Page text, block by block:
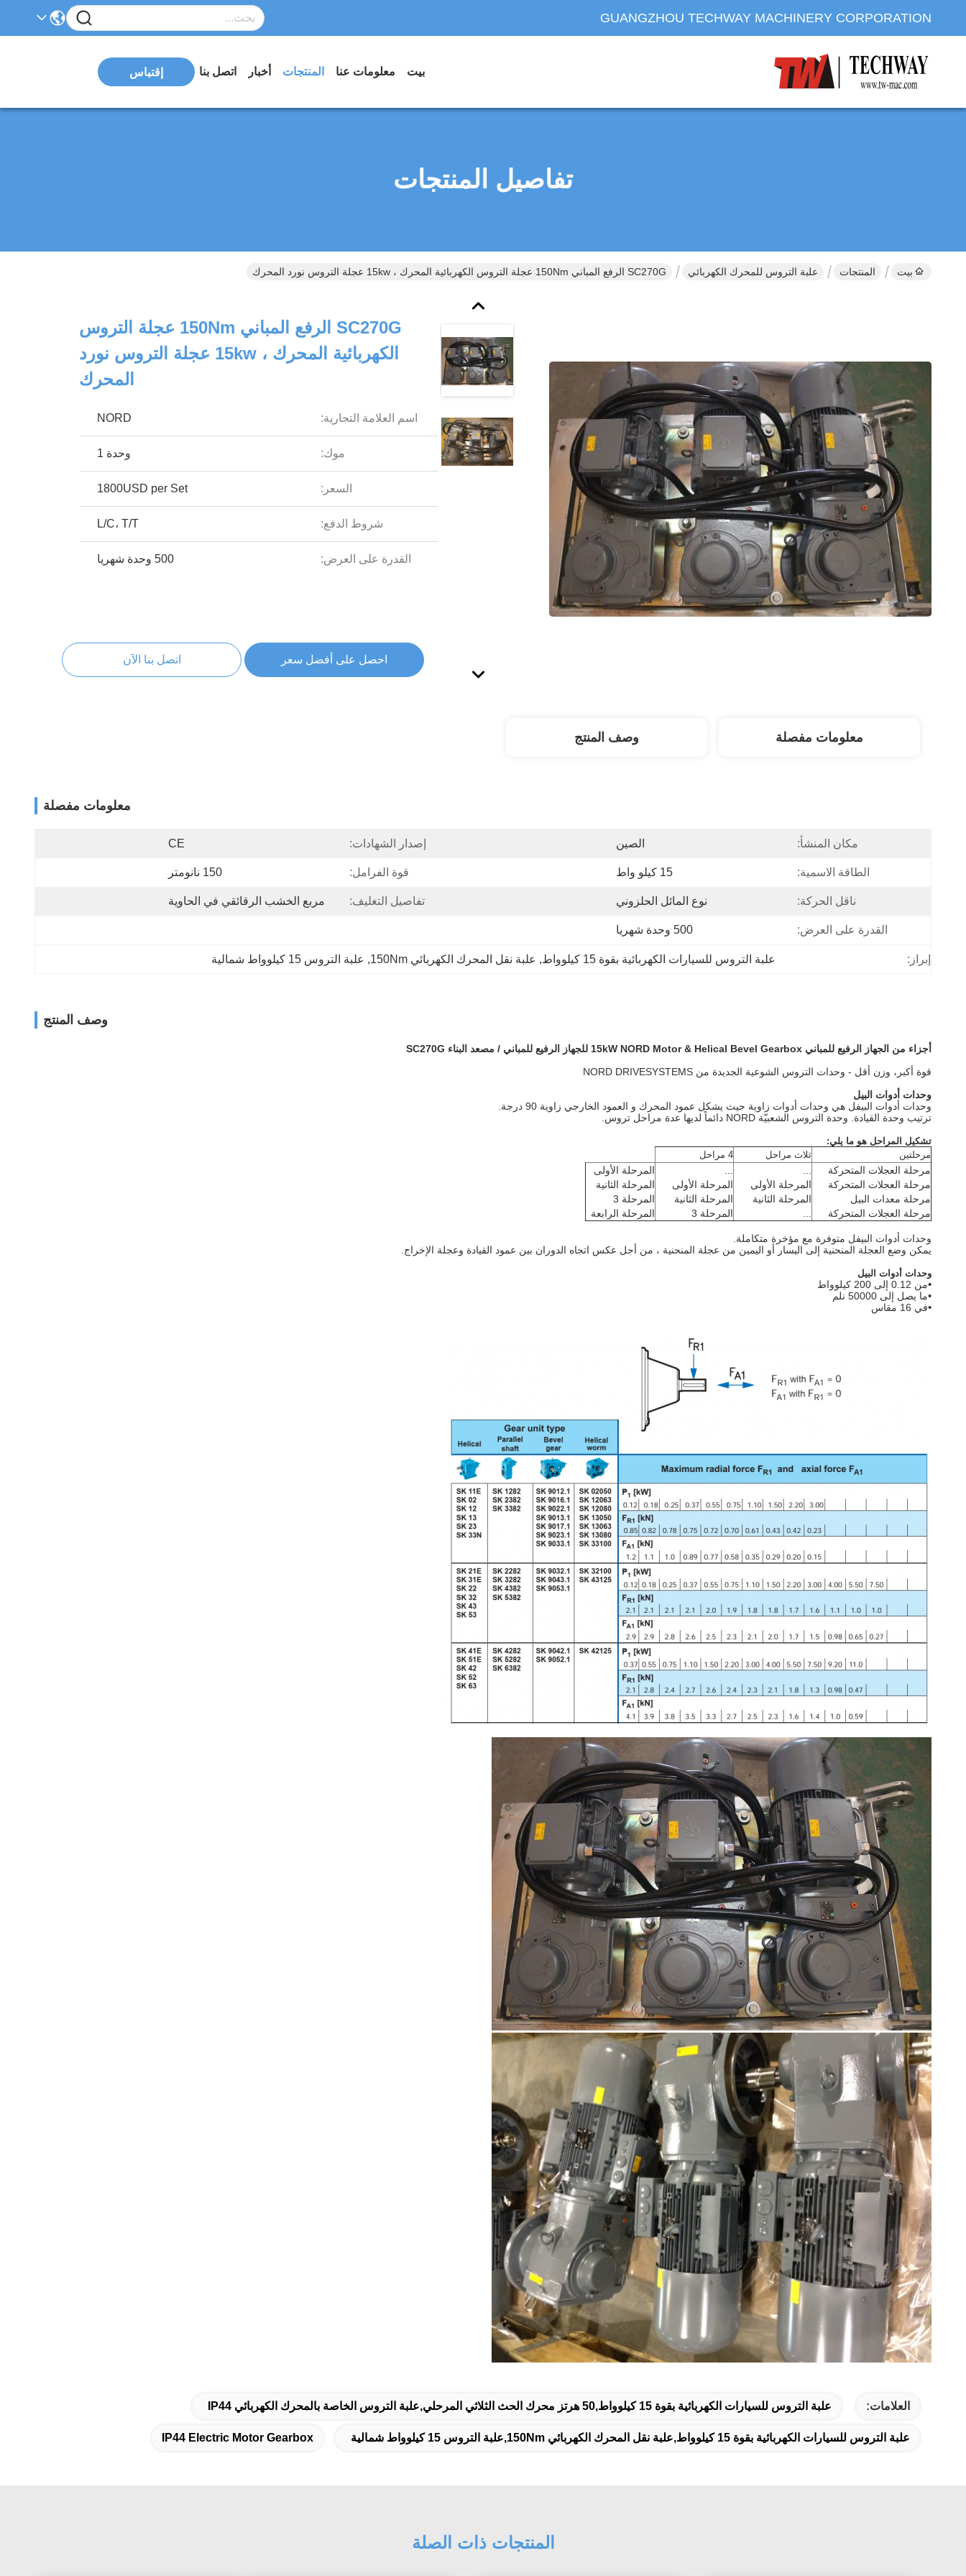
GUANGZHOU TECHWAY MACHINERY CORPORATION
بيت معلومات عنا المنتجات أخبار اتصل بنا إقتباس
تفاصيل المنتجات
بيت المنتجات علبة التروس للمحرك الكهربائي SC270G الرفع المباني 150Nm عجلة التروس الكهربائية المحرك ، 15kw عجلة التروس نورد المحرك
SC270G الرفع المباني 150Nm عجلة التروس
الكهربائية المحرك ، 15kw عجلة التروس نورد
المحرك
اسم العلامة التجارية: NORD
موك: وحدة 1
السعر: 1800USD per Set
شروط الدفع: L/C، T/T
القدرة على العرض: 500 وحدة شهريا
احصل على أفضل سعر اتصل بنا الآن
معلومات مفصلة وصف المنتج
معلومات مفصلة
مكان المنشأ: الصين إصدار الشهادات: CE
الطاقة الاسمية: 15 كيلو واط قوة الفرامل: 150 نانومتر
ناقل الحركة: نوع المائل الحلزوني تفاصيل التغليف: مربع الخشب الرقائقي في الحاوية
القدرة على العرض: 500 وحدة شهريا
إبراز: علبة التروس للسيارات الكهربائية بقوة 15 كيلوواط , علبة نقل المحرك الكهربائي 150Nm , علبة التروس 15 كيلوواط شمالية
وصف المنتج
أجزاء من الجهاز الرفيع للمباني 15kW NORD Motor & Helical Bevel Gearbox للجهاز الرفيع للمباني / مصعد البناء SC270G
قوة أكبر، وزن أقل - وحدات التروس الشوعية الجديدة من NORD DRIVESYSTEMS
وحدات أدوات البيل
وحدات أدوات البيفل هي وحدات أدوات زاوية حيث يشكل عمود المحرك و العمود الخارجي زاوية 90 درجة.
ترتيب وحدة القيادة. وحدة التروس الشعبيّة NORD دائماً لديها عدة مراحل تروس.
تشكيل المراحل هو ما يلي:
مرحلتين
ثلاث مراحل 4 مراحل
مرحلة العجلات المتحركة
مرحلة العجلات المتحركة
مرحلة معدات البيل
مرحلة العجلات المتحركة
المرحلة الأولى
المرحلة الثانية
المرحلة الأولى
المرحلة الثانية
المرحلة 3
المرحلة الأولى
المرحلة الثانية
المرحلة 3
المرحلة الرابعة
وحدات أدوات البيفل متوفرة مع مؤخرة متكاملة.
يمكن وضع العجلة المنحنية إلى اليسار أو اليمين من عجلة المنحنية ، من أجل عكس اتجاه الدوران بين عمود القيادة وعجلة الإخراج.
وحدات أدوات البيل
•من 0.12 إلى 200 كيلوواط
•ما يصل إلى 50000 نلم
•في 16 مقاس
العلامات: علبة التروس للسيارات الكهربائية بقوة 15 كيلوواط,50 هرتز محرك الحث الثلاثي المرحلي,علبة التروس الخاصة بالمحرك الكهربائي IP44
علبة التروس للسيارات الكهربائية بقوة 15 كيلوواط,علبة نقل المحرك الكهربائي 150Nm,علبة التروس 15 كيلوواط شمالية IP44 Electric Motor Gearbox
المنتجات ذات الصلة